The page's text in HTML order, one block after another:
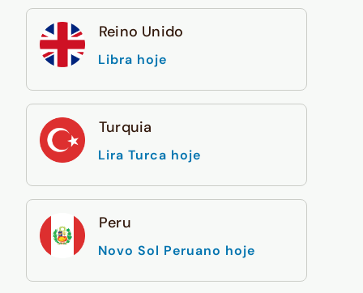
Reino Unido
Libra hoje
Turquia
Lira Turca hoje
Peru
Novo Sol Peruano hoje